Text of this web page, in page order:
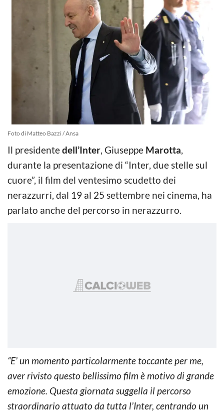
Foto di Matteo Bazzi / Ansa
Il presidentedell’Inter, Giuseppe Marotta,
durante la presentazione di “Inter, due stelle sul
cuore”, il film del ventesimo scudetto dei
nerazzurri, dal 19 al 25 settembre nei cinema, ha
parlato anche del percorso in nerazzurro.
“E’ un momento particolarmente toccante per me,
aver rivisto questo bellissimo film è motivo di grande
emozione. Questa giornata suggella il percorso
straordinario attuato da tutta l’Inter, centrando un